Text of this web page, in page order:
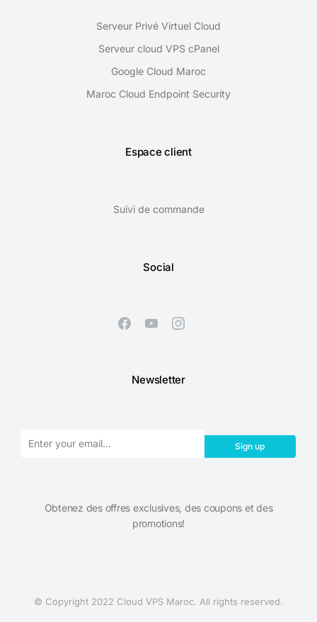
Serveur Privé Virtuel Cloud
Serveur cloud VPS cPanel
Google Cloud Maroc
Maroc Cloud Endpoint Security
Espace client
Suivi de commande
Social
Newsletter
Sign up
Obtenez des offres exclusives, des coupons et des
promotions!​
© Copyright 2022 Cloud VPS Maroc. All rights reserved.